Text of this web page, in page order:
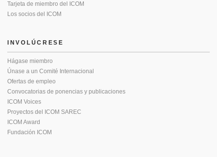
Tarjeta de miembro del ICOM
Los socios del ICOM
INVOLÚCRESE
Hágase miembro
Únase a un Comité Internacional
Ofertas de empleo
Convocatorias de ponencias y publicaciones
ICOM Voices
Proyectos del ICOM SAREC
ICOM Award
Fundación ICOM